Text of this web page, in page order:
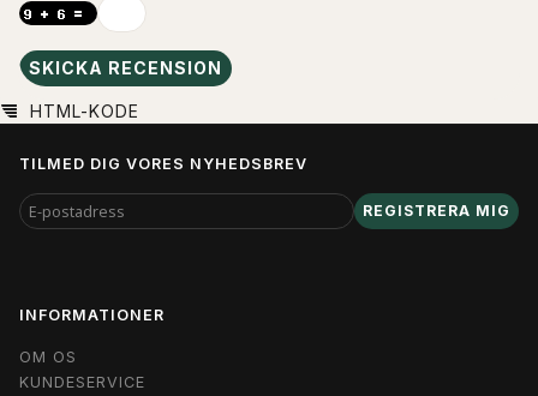
SKICKA RECENSION
HTML-KODE
TILMED DIG VORES NYHEDSBREV
E-
POSTADRESS
REGISTRERA MIG
INFORMATIONER
OM OS
KUNDESERVICE